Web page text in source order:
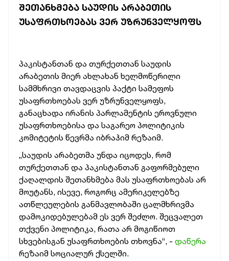
ᲨᲔᲗᲐᲜᲮᲛᲔᲑᲐ ᲡᲐᲣᲓᲘᲡ ᲐᲠᲐᲑᲔᲗᲘᲡ
ᲣᲡᲐᲤᲠᲗᲮᲝᲔᲑᲐᲡ ᲕᲔᲠ ᲣᲖᲠᲣᲜᲕᲔᲚᲧᲝᲤᲡ
პაკისტანთან და თურქეთთან საუდის
არაბეთის მიერ ახლახან ხელმოწერილი
სამმხრივი თავდაცვის პაქტი სამეფოს
უსაფრთხოებას ვერ უზრუნველყოფს,
განაცხადა ირანის პარლამენტის ეროვნული
უსაფრთხოებისა და საგარეო პოლიტიკის
კომიტეტის წევრმა იბრაჰიმ რეზაიმ.
„საუდის არაბეთმა უნდა იცოდეს, რომ
თურქეთთან და პაკისტანთან გაფორმებული
ქაღალდის შეთანხმება მას უსაფრთხოებას არ
მოუტანს, ისევე, როგორც ამერიკელებზე
ათწლეულების განმავლობაში ცალმხრივმა
დამოკიდებულებამ ეს ვერ შეძლო. შეცვალეთ
თქვენი პოლიტიკა, რათა არ მოგიწიოთ
სხვებისგან უსაფრთხოების თხოვნა“, - დაწერა
რეზაიმ სოციალურ ქსელში.